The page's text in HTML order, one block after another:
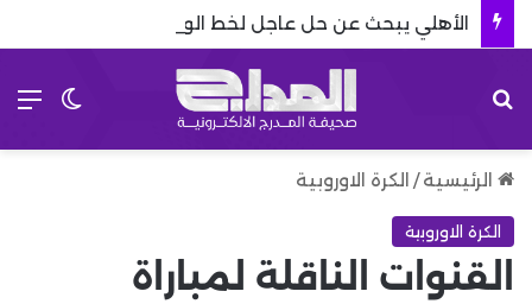
الرئيسية / الكرة الاوروبية
الكرة الاوروبية
القنوات الناقلة لمباراة